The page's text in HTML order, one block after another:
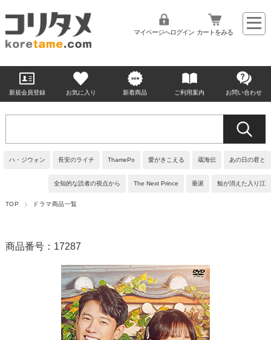
マイページへログイン カートをみる
新規会員登録 お気に入り 新着商品 ご利用案内 お問い合わせ
ハ・ジウォン 長安のライチ ThamePo 愛がきこえる 蔵海伝 あの日の君と
全知的な読者の視点から The Next Prince 垂涎 鯨が消えた入り江
TOP ドラマ商品一覧
商品番号：17287